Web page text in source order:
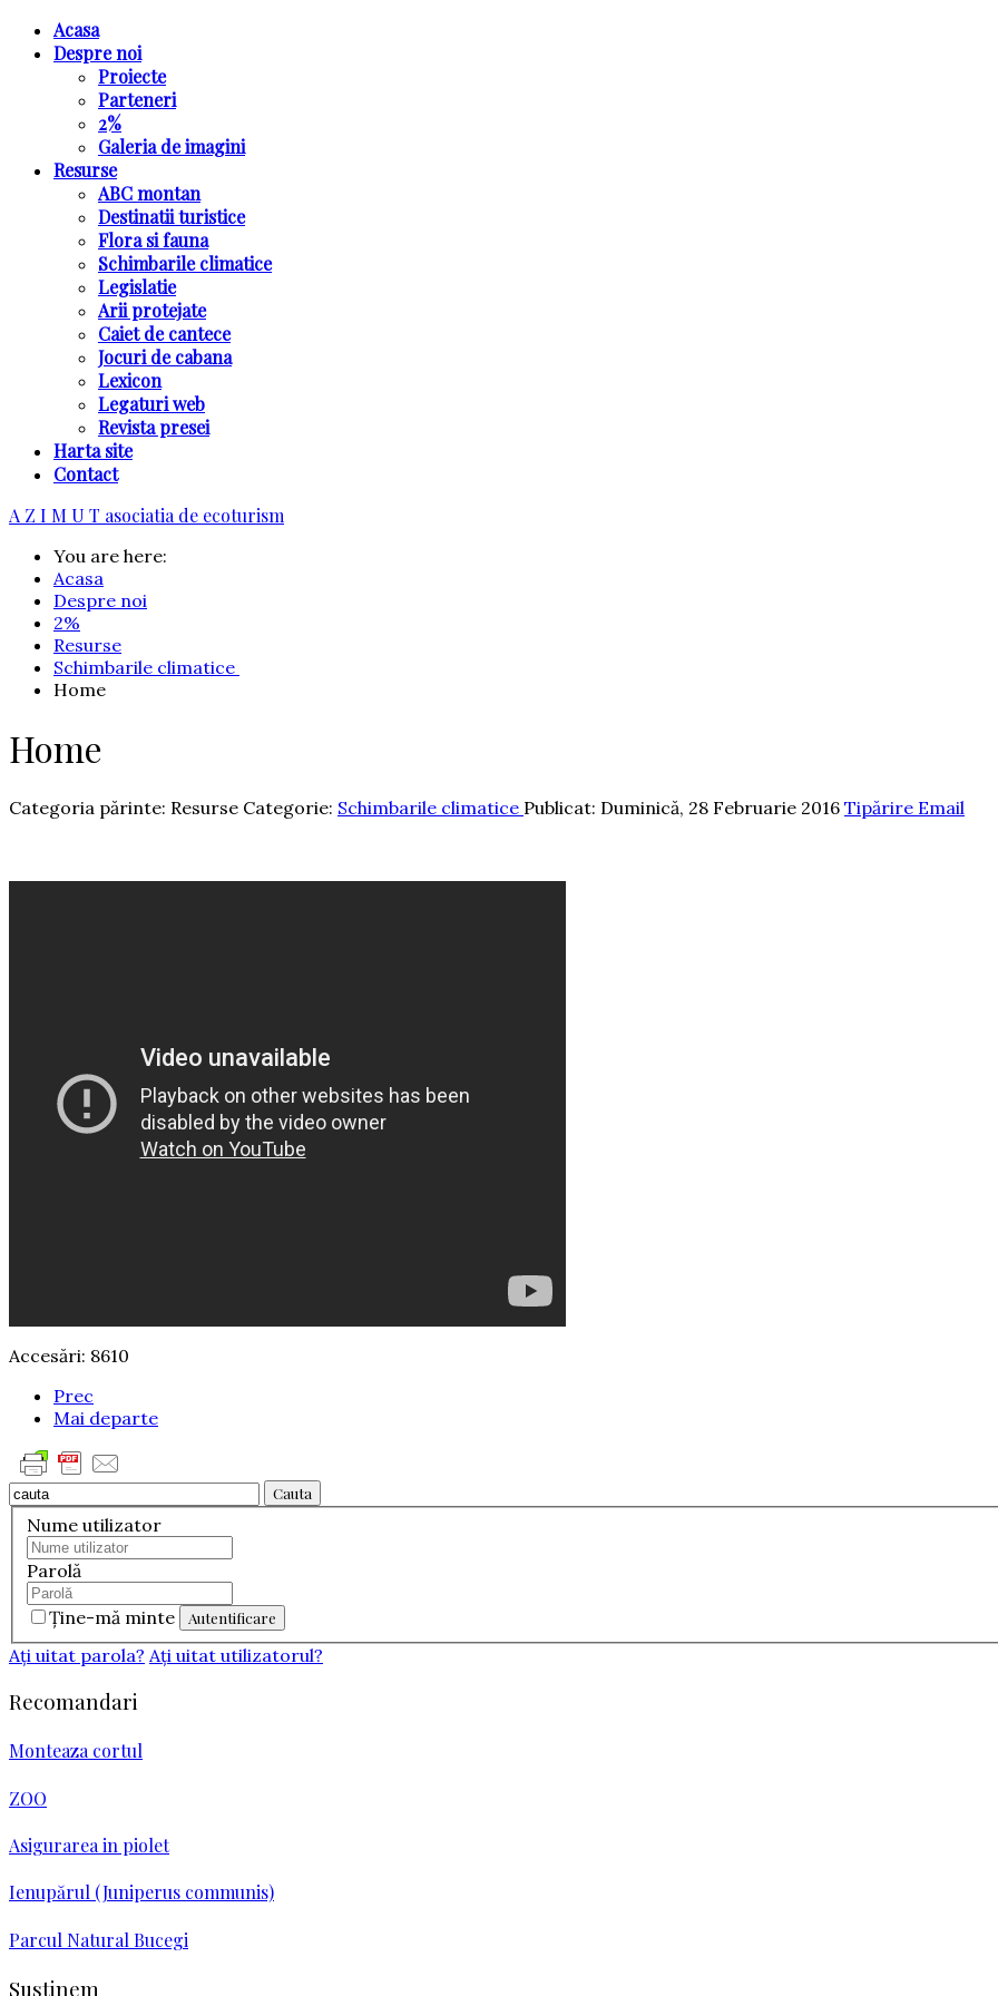
Acasa
Despre noi
Proiecte
Parteneri
2%
Galeria de imagini
Resurse
ABC montan
Destinatii turistice
Flora si fauna
Schimbarile climatice
Legislatie
Arii protejate
Caiet de cantece
Jocuri de cabana
Lexicon
Legaturi web
Revista presei
Harta site
Contact
A Z I M U T asociatia de ecoturism
You are here:
Acasa
Despre noi
2%
Resurse
Schimbarile climatice
Home
Home
Categoria părinte: Resurse Categorie: Schimbarile climatice Publicat: Duminică, 28 Februarie 2016 Tipărire Email
Accesări: 8610
Prec
Mai departe
Cauta
Nume utilizator
Parolă
Ţine-mă minte
Aţi uitat parola? Aţi uitat utilizatorul?
Recomandari
Monteaza cortul
ZOO
Asigurarea in piolet
Ienupărul (Juniperus communis)
Parcul Natural Bucegi
Sustinem